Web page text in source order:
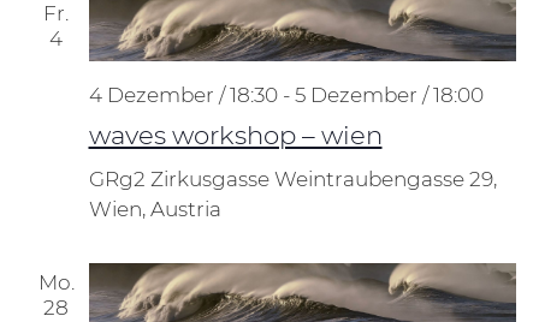
Fr.
4
waves workshop – wien
4 Dezember / 18:30- 5 Dezember / 18:00
GRg2 Zirkusgasse Weintraubengasse 29,
Wien, Austria
Mo.
28